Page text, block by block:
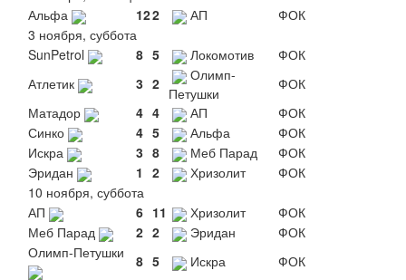
Альфа
122 АП
ФОК
3 ноября, суббота
SunPetrol
8 5 Локомотив
ФОК
Атлетик
3 2
Олимп-
Петушки
ФОК
Матадор
4 4 АП
ФОК
Синко
4 5 Альфа
ФОК
Искра
3 8 Меб Парад
ФОК
Эридан
1 2 Хризолит
ФОК
10 ноября, суббота
АП
6 11 Хризолит
ФОК
Меб Парад
2 2 Эридан
ФОК
Олимп-Петушки
8 5 Искра
ФОК